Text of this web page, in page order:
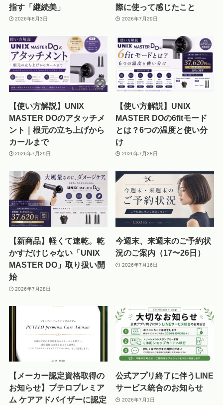
指す「継続美」
2026年8月3日
際に使って感じたこと
2026年7月29日
【使い方解説】UNIX
MASTER DOのアタッチメ
ント｜根元の立ち上げから
カールまで
2026年7月29日
【使い方解説】UNIX
MASTER DOの6fitモード
とは？6つの温度と使い分
け
2026年7月28日
【新商品】軽くて速乾。乾
かすだけじゃない「UNIX
MASTER DO」取り扱い開
始
2026年7月28日
今週末、来週末のご予約状
況のご案内（17〜26日）
2026年7月16日
【メーカー認定資格取得の
お知らせ】プテロプレミア
ム ケアアドバイザーに認定
公式アプリ終了に伴うLINE
サービス統合のお知らせ
2026年7月1日